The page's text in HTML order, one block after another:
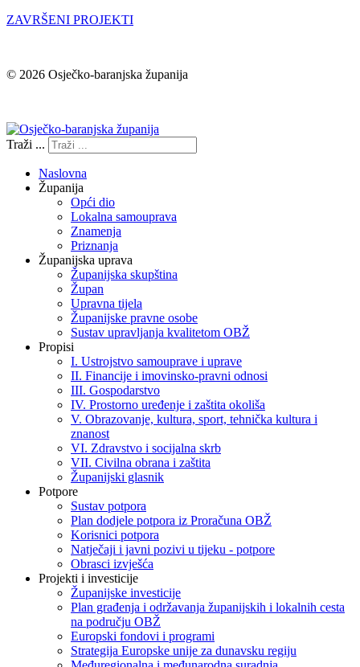
ZAVRŠENI PROJEKTI
© 2026 Osječko-baranjska županija
Traži ...
Naslovna
Županija
Opći dio
Lokalna samouprava
Znamenja
Priznanja
Županijska uprava
Županijska skupština
Župan
Upravna tijela
Županijske pravne osobe
Sustav upravljanja kvalitetom OBŽ
Propisi
I. Ustrojstvo samouprave i uprave
II. Financije i imovinsko-pravni odnosi
III. Gospodarstvo
IV. Prostorno uređenje i zaštita okoliša
V. Obrazovanje, kultura, sport, tehnička kultura i
znanost
VI. Zdravstvo i socijalna skrb
VII. Civilna obrana i zaštita
Županijski glasnik
Potpore
Sustav potpora
Plan dodjele potpora iz Proračuna OBŽ
Korisnici potpora
Natječaji i javni pozivi u tijeku - potpore
Obrasci izvješća
Projekti i investicije
Županijske investicije
Plan građenja i održavanja županijskih i lokalnih cesta
na području OBŽ
Europski fondovi i programi
Strategija Europske unije za dunavsku regiju